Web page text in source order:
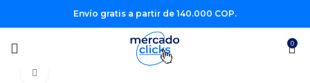
Envío gratis a partir de 140.000 COP.
0